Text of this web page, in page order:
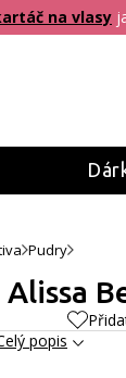
na vlasy
Pudry
popis